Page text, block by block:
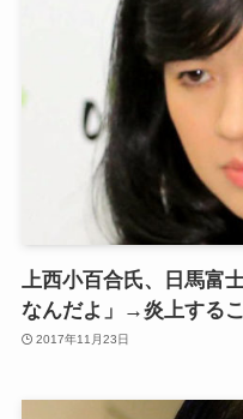
上西小百合氏、日馬富
なんだよ」→炎上する
2017年11月23日